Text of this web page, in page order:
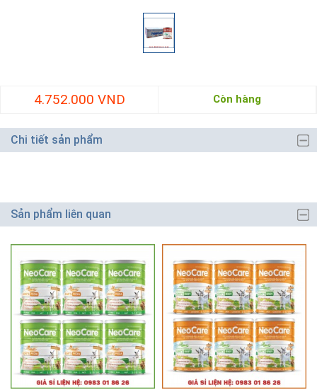
4.752.000 VND Còn hàng
Chi tiết sản phẩm
Sản phẩm liên quan